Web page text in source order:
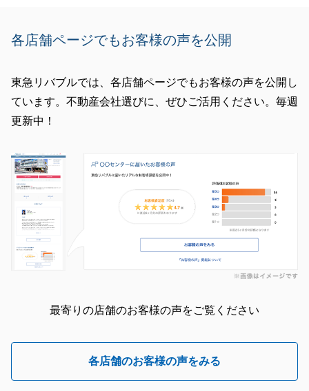
各店舗ページでもお客様の声を公開
東急リバブルでは、各店舗ページでもお客様の声を公開し
ています。不動産会社選びに、ぜひご活用ください。毎週
更新中！
最寄りの店舗のお客様の声をご覧ください
各店舗のお客様の声をみる